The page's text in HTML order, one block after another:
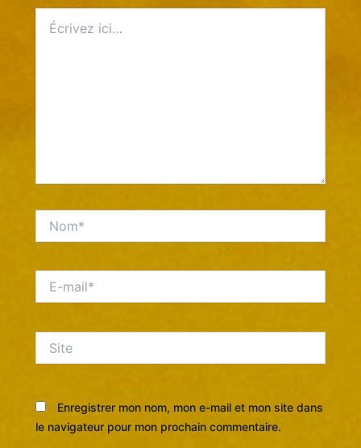
ici…
mail*
Enregistrer mon nom, mon e-mail et mon site dans
le navigateur pour mon prochain commentaire.